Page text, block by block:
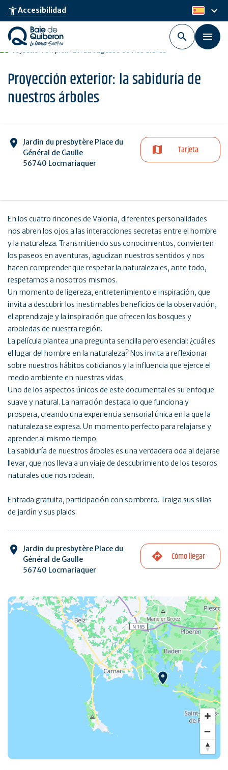
Skip
main
content
accessibility_newAccesibilidad es
keyboard_arrow_down
Proyección exterior: la sabiduría de
nuestros árboles
Jardin du presbytère Place du
Général de Gaulle
56740 Locmariaquer
Tarjeta
En los cuatro rincones de Valonia, diferentes personalidades
nos abren los ojos a las interacciones secretas entre el hombre
y la naturaleza. Transmitiendo sus conocimientos, convierten
los paseos en aventuras, agudizan nuestros sentidos y nos
hacen comprender que respetar la naturaleza es, ante todo,
respetarnos a nosotros mismos.
Un momento de ligereza, entretenimiento e inspiración, que
invita a descubrir los inestimables beneficios de la observación,
el aprendizaje y la inspiración que ofrecen los bosques y
arboledas de nuestra región.
La película plantea una pregunta sencilla pero esencial: ¿cuál es
el lugar del hombre en la naturaleza? Nos invita a reflexionar
sobre nuestros hábitos cotidianos y la influencia que ejerce el
medio ambiente en nuestras vidas.
Uno de los aspectos únicos de este documental es su enfoque
suave y natural. La narración destaca lo que funciona y
prospera, creando una experiencia sensorial única en la que la
naturaleza se expresa. Un momento perfecto para relajarse y
aprender al mismo tiempo.
La sabiduría de nuestros árboles es una verdadera oda al dejarse
llevar, que nos lleva a un viaje de descubrimiento de los tesoros
naturales que nos rodean.
Entrada gratuita, participación con sombrero. Traiga sus sillas
de jardín y sus plaids.
Jardin du presbytère Place du
Général de Gaulle
56740 Locmariaquer
Cómo llegar